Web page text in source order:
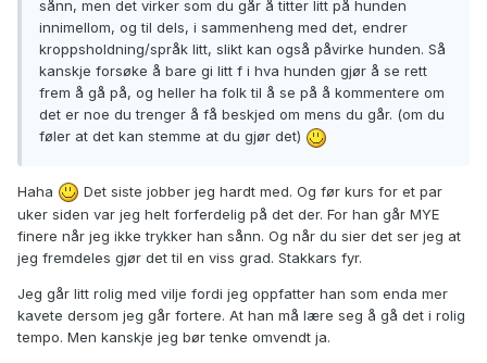
sånn, men det virker som du går å titter litt på hunden
innimellom, og til dels, i sammenheng med det, endrer
kroppsholdning/språk litt, slikt kan også påvirke hunden. Så
kanskje forsøke å bare gi litt f i hva hunden gjør å se rett
frem å gå på, og heller ha folk til å se på å kommentere om
det er noe du trenger å få beskjed om mens du går. (om du
føler at det kan stemme at du gjør det)
Haha
Det siste jobber jeg hardt med. Og før kurs for et par
uker siden var jeg helt forferdelig på det der. For han går MYE
finere når jeg ikke trykker han sånn. Og når du sier det ser jeg at
jeg fremdeles gjør det til en viss grad. Stakkars fyr.
Jeg går litt rolig med vilje fordi jeg oppfatter han som enda mer
kavete dersom jeg går fortere. At han må lære seg å gå det i rolig
tempo. Men kanskje jeg bør tenke omvendt ja.